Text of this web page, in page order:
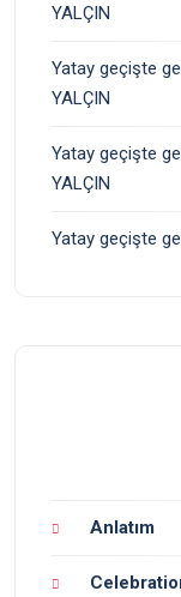
YALÇIN
Yatay geçişte
YALÇIN
Yatay geçişte
YALÇIN
Yatay geçişte
Anlatım